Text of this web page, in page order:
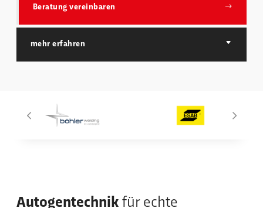
Beratung vereinbaren
mehr erfahren
Autogentechnik für echte